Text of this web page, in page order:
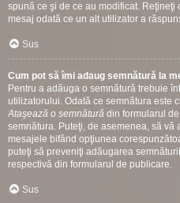
spună ce şi de ce au modificat.
mesaj odată ce un alt utilizator a
Sus
Cum pot să îmi adaug semnătură la
Pentru a adăuga o semnătură trebuie
utilizatorului. Odată ce semnătura este
Ataşează o semnătură din formularul
semnătura. Puteţi, de asemenea, să vă
mesajele bifând opţiunea
puteţi să preveniţi adăugarea
respectivă din formularul de publicare.
Sus